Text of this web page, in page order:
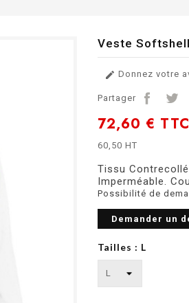
Veste
 Donnez votre
Partager
72,60 € TTC
60,50 HT
Tissu
Imperméable.
Possibilité de
Demander un
Tailles : L